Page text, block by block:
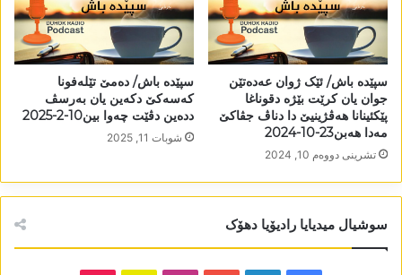
سپێدە باش/ ئێک ژوان عەدەتێن
جوان یان کرێت بێژە دقوناغا
پێکئینانا ھەڤژینیێ دا دناڤ جڤاکێ
مەدا ھەبن23-10-2024
تشرینی دووه‌م 10, 2024
سپێدە باش/ دەمێ تێلەفونا
کەسەکێ دکەین یان بەرسڤ
ددەین دڤێت چەوا بین10-2-2025
شوبات 11, 2025
سوشیال میدیایا رادیۆیا دھۆک